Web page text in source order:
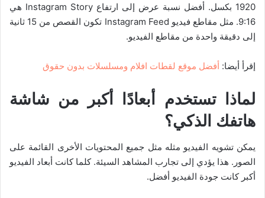
1920 بكسل. أفضل نسبة عرض إلى ارتفاع Instagram Story هي
9:16. مثل مقاطع فيديو Instagram Feed تكون القصص من 15 ثانية
إلى دقيقة واحدة من مقاطع الفيديو.
إقرأ أيضا: أفضل موقع لقطات افلام ومسلسلات بدون حقوق
لماذا تستخدم أبعادًا أكبر من شاشة
هاتفك الذكي؟
يمكن تشويه الفيديو مثله مثل جميع المحتويات الأخرى القائمة على
الصور. هذا يؤدي إلى تجارب المشاهد السيئة. كلما كانت أبعاد الفيديو
أكبر كانت جودة الفيديو أفضل.